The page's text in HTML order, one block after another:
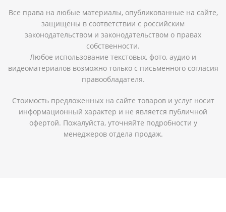
Все права на любые материалы, опубликованные на сайте,
защищены в соответствии с российским
законодательством и законодательством о правах
собственности.
Любое использование текстовых, фото, аудио и
видеоматериалов возможно только с письменного согласия
правообладателя.
Стоимость предложенных на сайте товаров и услуг носит
информационный характер и не является публичной
офертой. Пожалуйста, уточняйте подробности у
менеджеров отдела продаж.